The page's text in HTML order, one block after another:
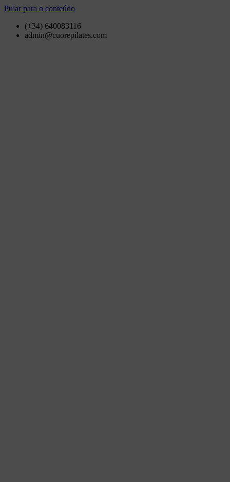
Pular para o conteúdo
(+34) 640083116
admin@cuorepilates.com